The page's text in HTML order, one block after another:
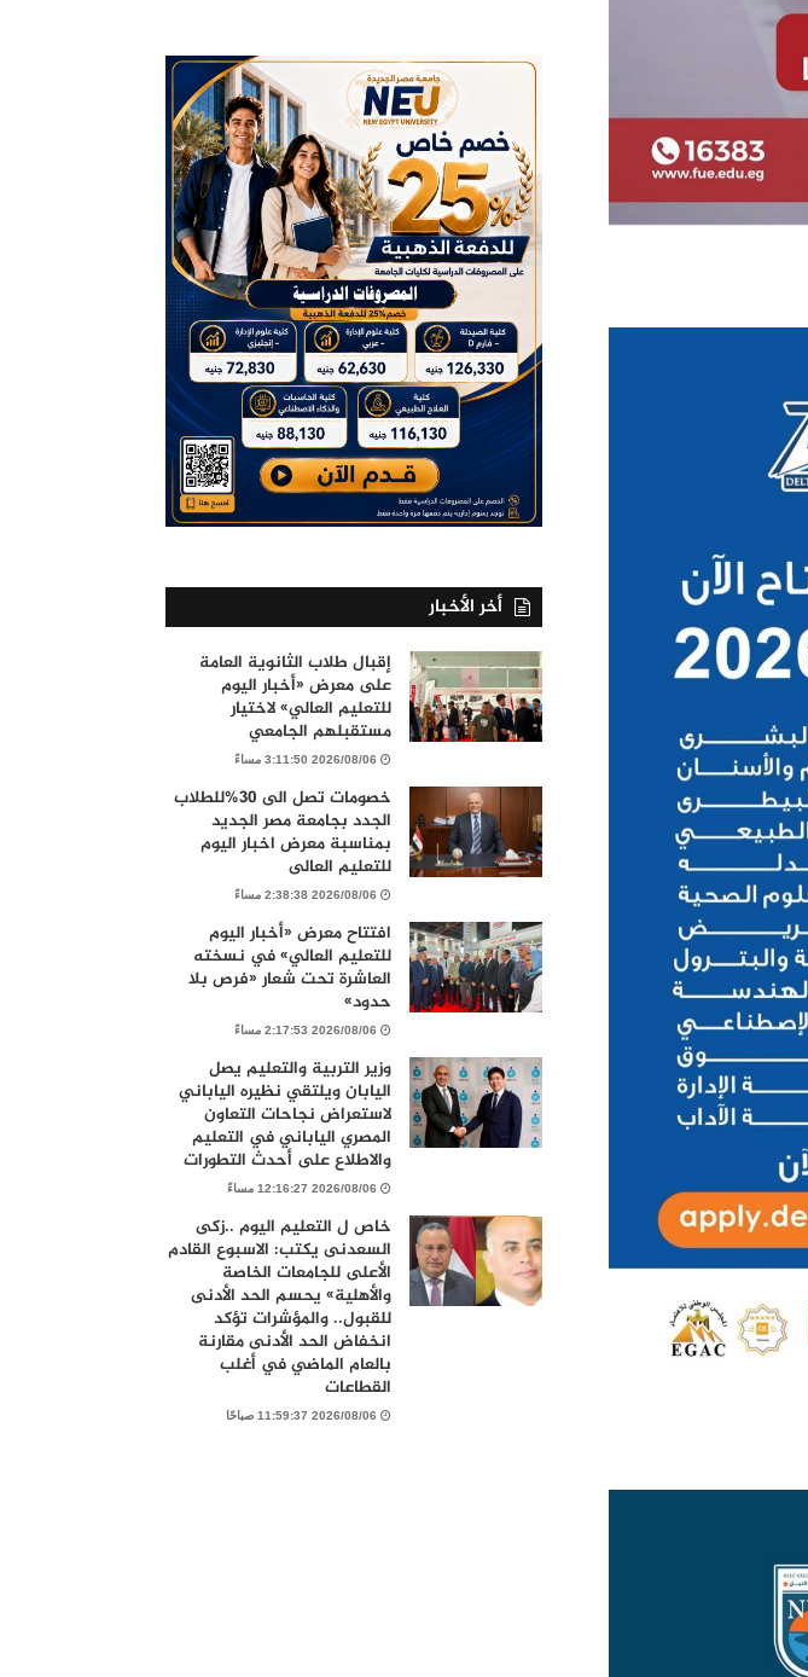
أخر الأخبار
إقبال طلاب الثانوية العامة
على معرض «أخبار اليوم
للتعليم العالي» لاختيار
مستقبلهم الجامعي
2026/08/06 3:11:50 مساءً
خصومات تصل الى 30%للطلاب
الجدد بجامعة مصر الجديد
بمناسبة معرض اخبار اليوم
للتعليم العالى
2026/08/06 2:38:38 مساءً
افتتاح معرض «أخبار اليوم
للتعليم العالي» في نسخته
العاشرة تحت شعار «فرص بلا
حدود»
2026/08/06 2:17:53 مساءً
وزير التربية والتعليم يصل
اليابان ويلتقي نظيره الياباني
لاستعراض نجاحات التعاون
المصري الياباني في التعليم
والاطلاع على أحدث التطورات
2026/08/06 12:16:27 مساءً
خاص ل التعليم اليوم ..زكى
السعدنى يكتب: الاسبوع القادم
الأعلى للجامعات الخاصة
والأهلية» يحسم الحد الأدنى
للقبول.. والمؤشرات تؤكد
انخفاض الحد الأدنى مقارنة
بالعام الماضي في أغلب
القطاعات
2026/08/06 11:59:37 صباحًا